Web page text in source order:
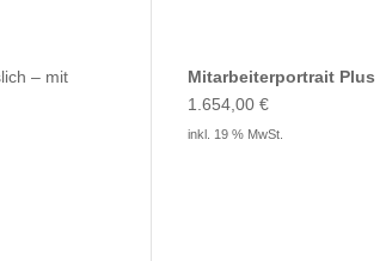
– mit
Mitarbeiterportrait Plus
1.654,00 €
inkl. 19 % MwSt.